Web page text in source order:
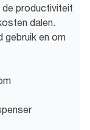
de productiviteit
dalen.
gebruik en om